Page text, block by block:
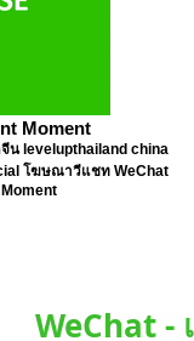
Moment
น levelupthailand china
โฆษณาวีแชท WeChat
WeChat -